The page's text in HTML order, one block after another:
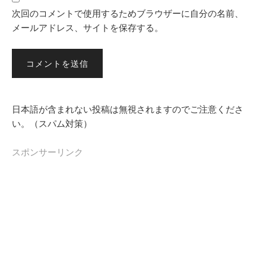
次回のコメントで使用するためブラウザーに自分の名前、
メールアドレス、サイトを保存する。
日本語が含まれない投稿は無視されますのでご注意くださ
い。（スパム対策）
スポンサーリンク